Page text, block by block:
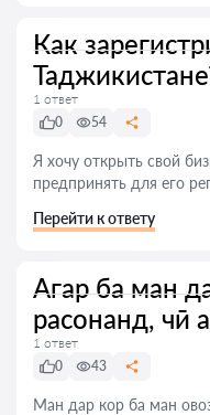
Как
1 ответ
0
54
Я хочу открыть свой
предпринять для его
Перейти к ответу
Агар ба ман
расонанд, чӣ
1 ответ
0
43
Ман дар кор ба ман